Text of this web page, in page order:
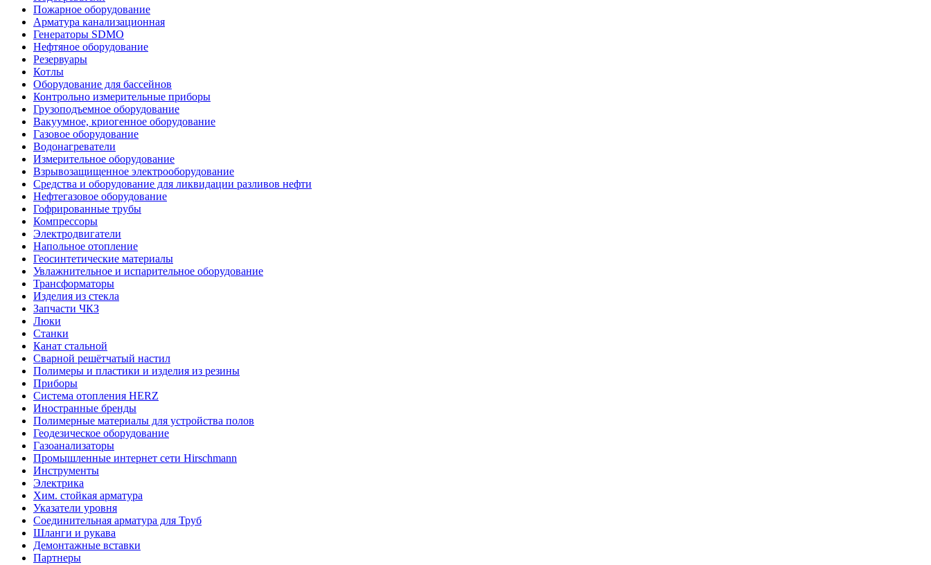
Пожарное оборудование
Арматура канализационная
Генераторы SDMO
Нефтяное оборудование
Резервуары
Котлы
Оборудование для бассейнов
Контрольно измерительные приборы
Грузоподъемное оборудование
Вакуумное, криогенное оборудование
Газовое оборудование
Водонагреватели
Измерительное оборудование
Взрывозащищенное электрооборудование
Средства и оборудование для ликвидации разливов нефти
Нефтегазовое оборудование
Гофрированные трубы
Компрессоры
Электродвигатели
Напольное отопление
Геосинтетические материалы
Увлажнительное и испарительное оборудование
Трансформаторы
Изделия из стекла
Запчасти ЧКЗ
Люки
Станки
Канат стальной
Сварной решётчатый настил
Полимеры и пластики и изделия из резины
Приборы
Система отопления HERZ
Иностранные бренды
Полимерные материалы для устройства полов
Геодезическое оборудование
Газоанализаторы
Промышленные интернет сети Hirschmann
Инструменты
Электрика
Хим. стойкая арматура
Указатели уровня
Соединительная арматура для Труб
Шланги и рукава
Демонтажные вставки
Партнеры